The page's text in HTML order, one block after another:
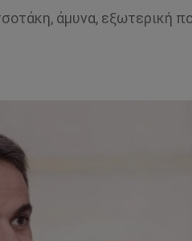
άμυνα, εξωτερική